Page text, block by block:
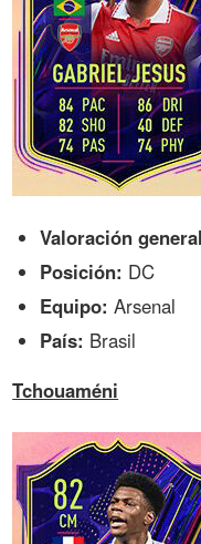
Valoración
Posición: DC
Equipo: Arsenal
País: Brasil
Tchouaméni